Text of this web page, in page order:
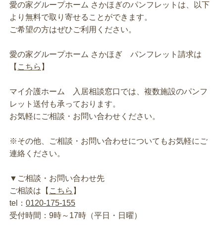
愛の家グループホーム さかほぎのパンフレットは、以下
より無料で取り寄せることができます。
ご希望の方はぜひご利用ください。
愛の家グループホーム さかほぎ パンフレット請求は
【 こちら 】
マイ介護ホーム 入居相談窓口では、複数施設のパンフ
レット送付も承っております。
お気軽にご相談・お問い合わせください。
※その他、ご相談・お問い合わせについてもお気軽にご
連絡ください。
▼ご相談・お問い合わせ先
ご相談は【 こちら 】
tel： 0120-175-155
受付時間：9時～17時（平日・日曜）